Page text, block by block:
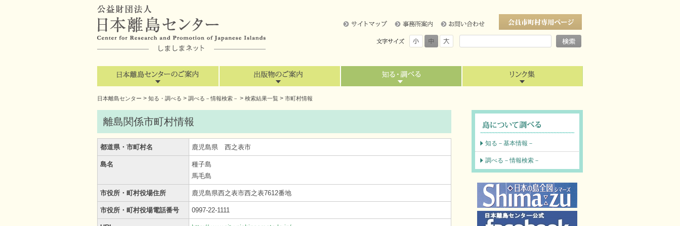
日本離島センター > 知る・調べる > 調べる－情報検索－ > 検索結果一覧 > 市町村情報
離島関係市町村情報
都道県・市町村名 鹿児島県 西之表市
島名
種子島
馬毛島
市役所・町村役場住所 鹿児島県西之表市西之表7612番地
市役所・町村役場電話番号 0997-22-1111
知る－基本情報－
調べる－情報検索－